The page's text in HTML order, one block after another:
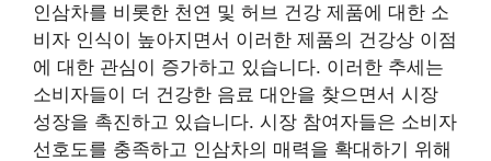
인삼차를 비롯한 천연 및 허브 건강 제품에 대한 소
비자 인식이 높아지면서 이러한 제품의 건강상 이점
에 대한 관심이 증가하고 있습니다. 이러한 추세는
소비자들이 더 건강한 음료 대안을 찾으면서 시장
성장을 촉진하고 있습니다. 시장 참여자들은 소비자
선호도를 충족하고 인삼차의 매력을 확대하기 위해